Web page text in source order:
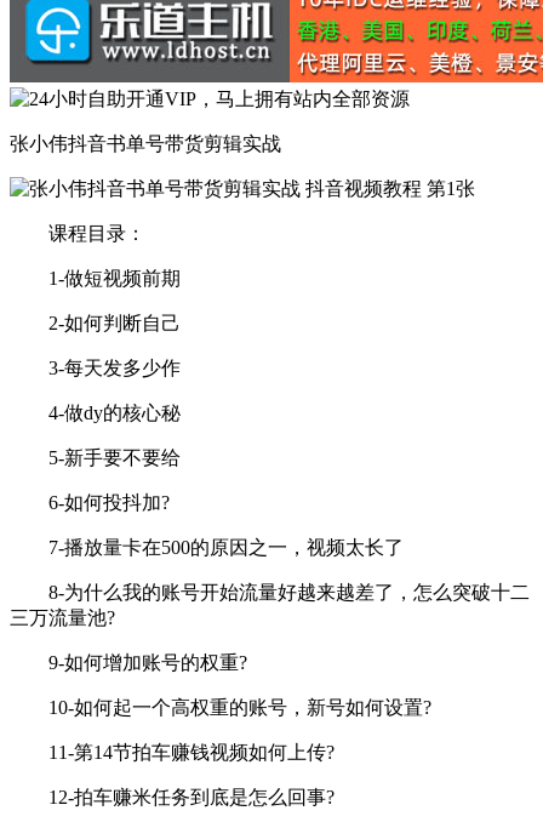
张小伟抖音书单号带货剪辑实战
课程目录：
1-做短视频前期
2-如何判断自己
3-每天发多少作
4-做dy的核心秘
5-新手要不要给
6-如何投抖加?
7-播放量卡在500的原因之一，视频太长了
8-为什么我的账号开始流量好越来越差了，怎么突破十二
三万流量池?
9-如何增加账号的权重?
10-如何起一个高权重的账号，新号如何设置?
11-第14节拍车赚钱视频如何上传?
12-拍车赚米任务到底是怎么回事?